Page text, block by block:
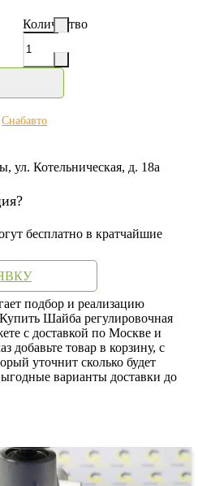
Количество
Снабавто
ул. Котельническая, д. 18а
бесплатно в кратчайшие
подбор и реализацию
Шайба регулировочная
с доставкой по Москве и
добавьте товар в корзину, с
уточнит сколько будет
варианты доставки до